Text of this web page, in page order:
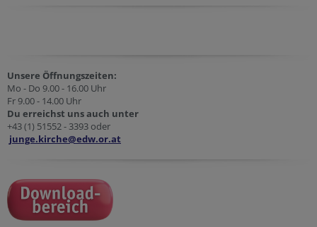
Unsere Öffnungszeiten:
Mo - Do 9.00 - 16.00 Uhr
Fr 9.00 - 14.00 Uhr
Du erreichst uns auch unter
+43 (1) 51552 - 3393 oder
junge.kirche@edw.or.at